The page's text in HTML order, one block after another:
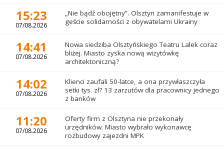
15:23
07/08.2026
„Nie bądź obojętny”. Olsztyn zamanifestuje w
geście solidarności z obywatelami Ukrainy
14:41
07/08.2026
Nowa siedziba Olsztyńskiego Teatru Lalek coraz
bliżej. Miasto zyska nową wizytówkę
architektoniczną?
14:02
07/08.2026
Klienci zaufali 50-latce, a ona przywłaszczyła
setki tys. zł? 13 zarzutów dla pracownicy jednego
z banków
11:20
07/08.2026
Oferty firm z Olsztyna nie przekonały
urzędników. Miasto wybrało wykonawcę
rozbudowy zajezdni MPK